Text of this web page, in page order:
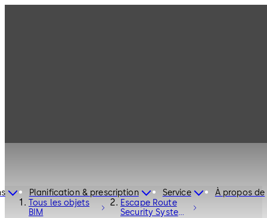
Planification & prescription Service
À propos de
Tous les objets
BIM
Escape Route
Security System